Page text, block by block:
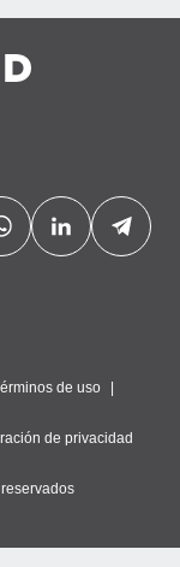
de uso
de privacidad